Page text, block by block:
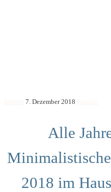
7. Dezember 2018
Alle
2018 im